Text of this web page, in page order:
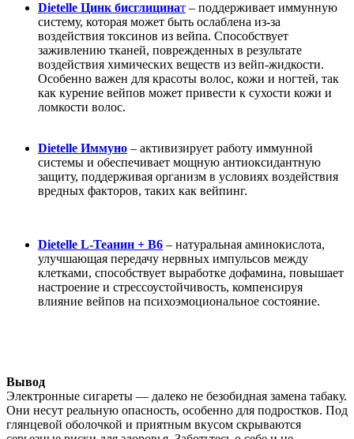
Dietelle Цинк бисглицинат – поддерживает иммунную
систему, которая может быть ослаблена из-за
воздействия токсинов из вейпа. Способствует
заживлению тканей, поврежденных в результате
воздействия химических веществ из вейп-жидкости.
Особенно важен для красоты волос, кожи и ногтей, так
как курение вейпов может привести к сухости кожи и
ломкости волос.
Dietelle Иммуно – активизирует работу иммунной
системы и обеспечивает мощную антиоксидантную
защиту, поддерживая организм в условиях воздействия
вредных факторов, таких как вейпинг.
Dietelle L-Теанин + В6 – натуральная аминокислота,
улучшающая передачу нервных импульсов между
клетками, способствует выработке дофамина, повышает
настроение и стрессоустойчивость, компенсируя
влияние вейпов на психоэмоциональное состояние.
Вывод
Электронные сигареты — далеко не безобидная замена табаку.
Они несут реальную опасность, особенно для подростков. Под
глянцевой оболочкой и приятным вкусом скрываются